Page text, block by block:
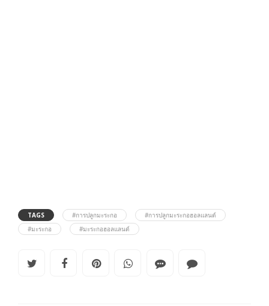
TAGS #การปลูกมะระกอ
#การปลูกมะระกอฮอลแลนด์
#มะระกอ
#มะระกอฮอลแลนด์